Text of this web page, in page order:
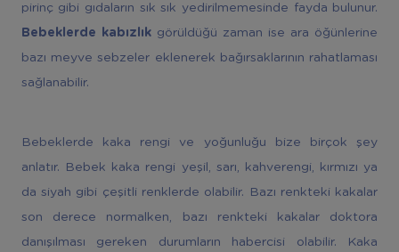
pirinç gibi gıdaların sık sık yedirilmemesinde fayda bulunur.
Bebeklerde kabızlık görüldüğü zaman ise ara öğünlerine
bazı meyve sebzeler eklenerek bağırsaklarının rahatlaması
sağlanabilir.
Bebeklerde kaka rengi ve yoğunluğu bize birçok şey
anlatır. Bebek kaka rengi yeşil, sarı, kahverengi, kırmızı ya
da siyah gibi çeşitli renklerde olabilir. Bazı renkteki kakalar
son derece normalken, bazı renkteki kakalar doktora
danışılması gereken durumların habercisi olabilir. Kaka